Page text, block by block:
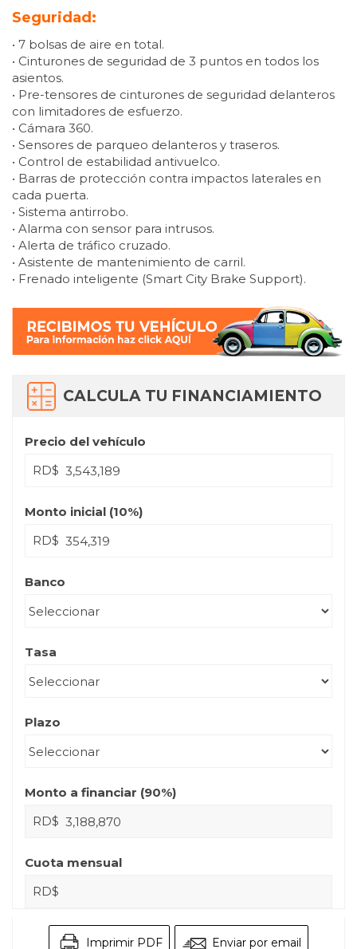
Seguridad:
• 7 bolsas de aire en total.
• Cinturones de seguridad de 3 puntos en todos los
asientos.
• Pre-tensores de cinturones de seguridad delanteros
con limitadores de esfuerzo.
• Cámara 360.
• Sensores de parqueo delanteros y traseros.
• Control de estabilidad antivuelco.
• Barras de protección contra impactos laterales en
cada puerta.
• Sistema antirrobo.
• Alarma con sensor para intrusos.
• Alerta de tráfico cruzado.
• Asistente de mantenimiento de carril.
• Frenado inteligente (Smart City Brake Support).
CALCULA TU FINANCIAMIENTO
Precio del vehículo
RD$
Monto inicial (10%)
RD$
Banco
Tasa
Plazo
Monto a financiar (90%)
RD$
Cuota mensual
RD$
Imprimir PDF Enviar por email